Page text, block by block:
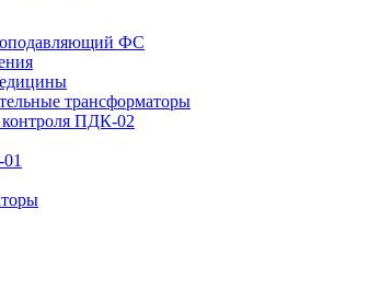
ФС
трансформаторы
ПДК-02